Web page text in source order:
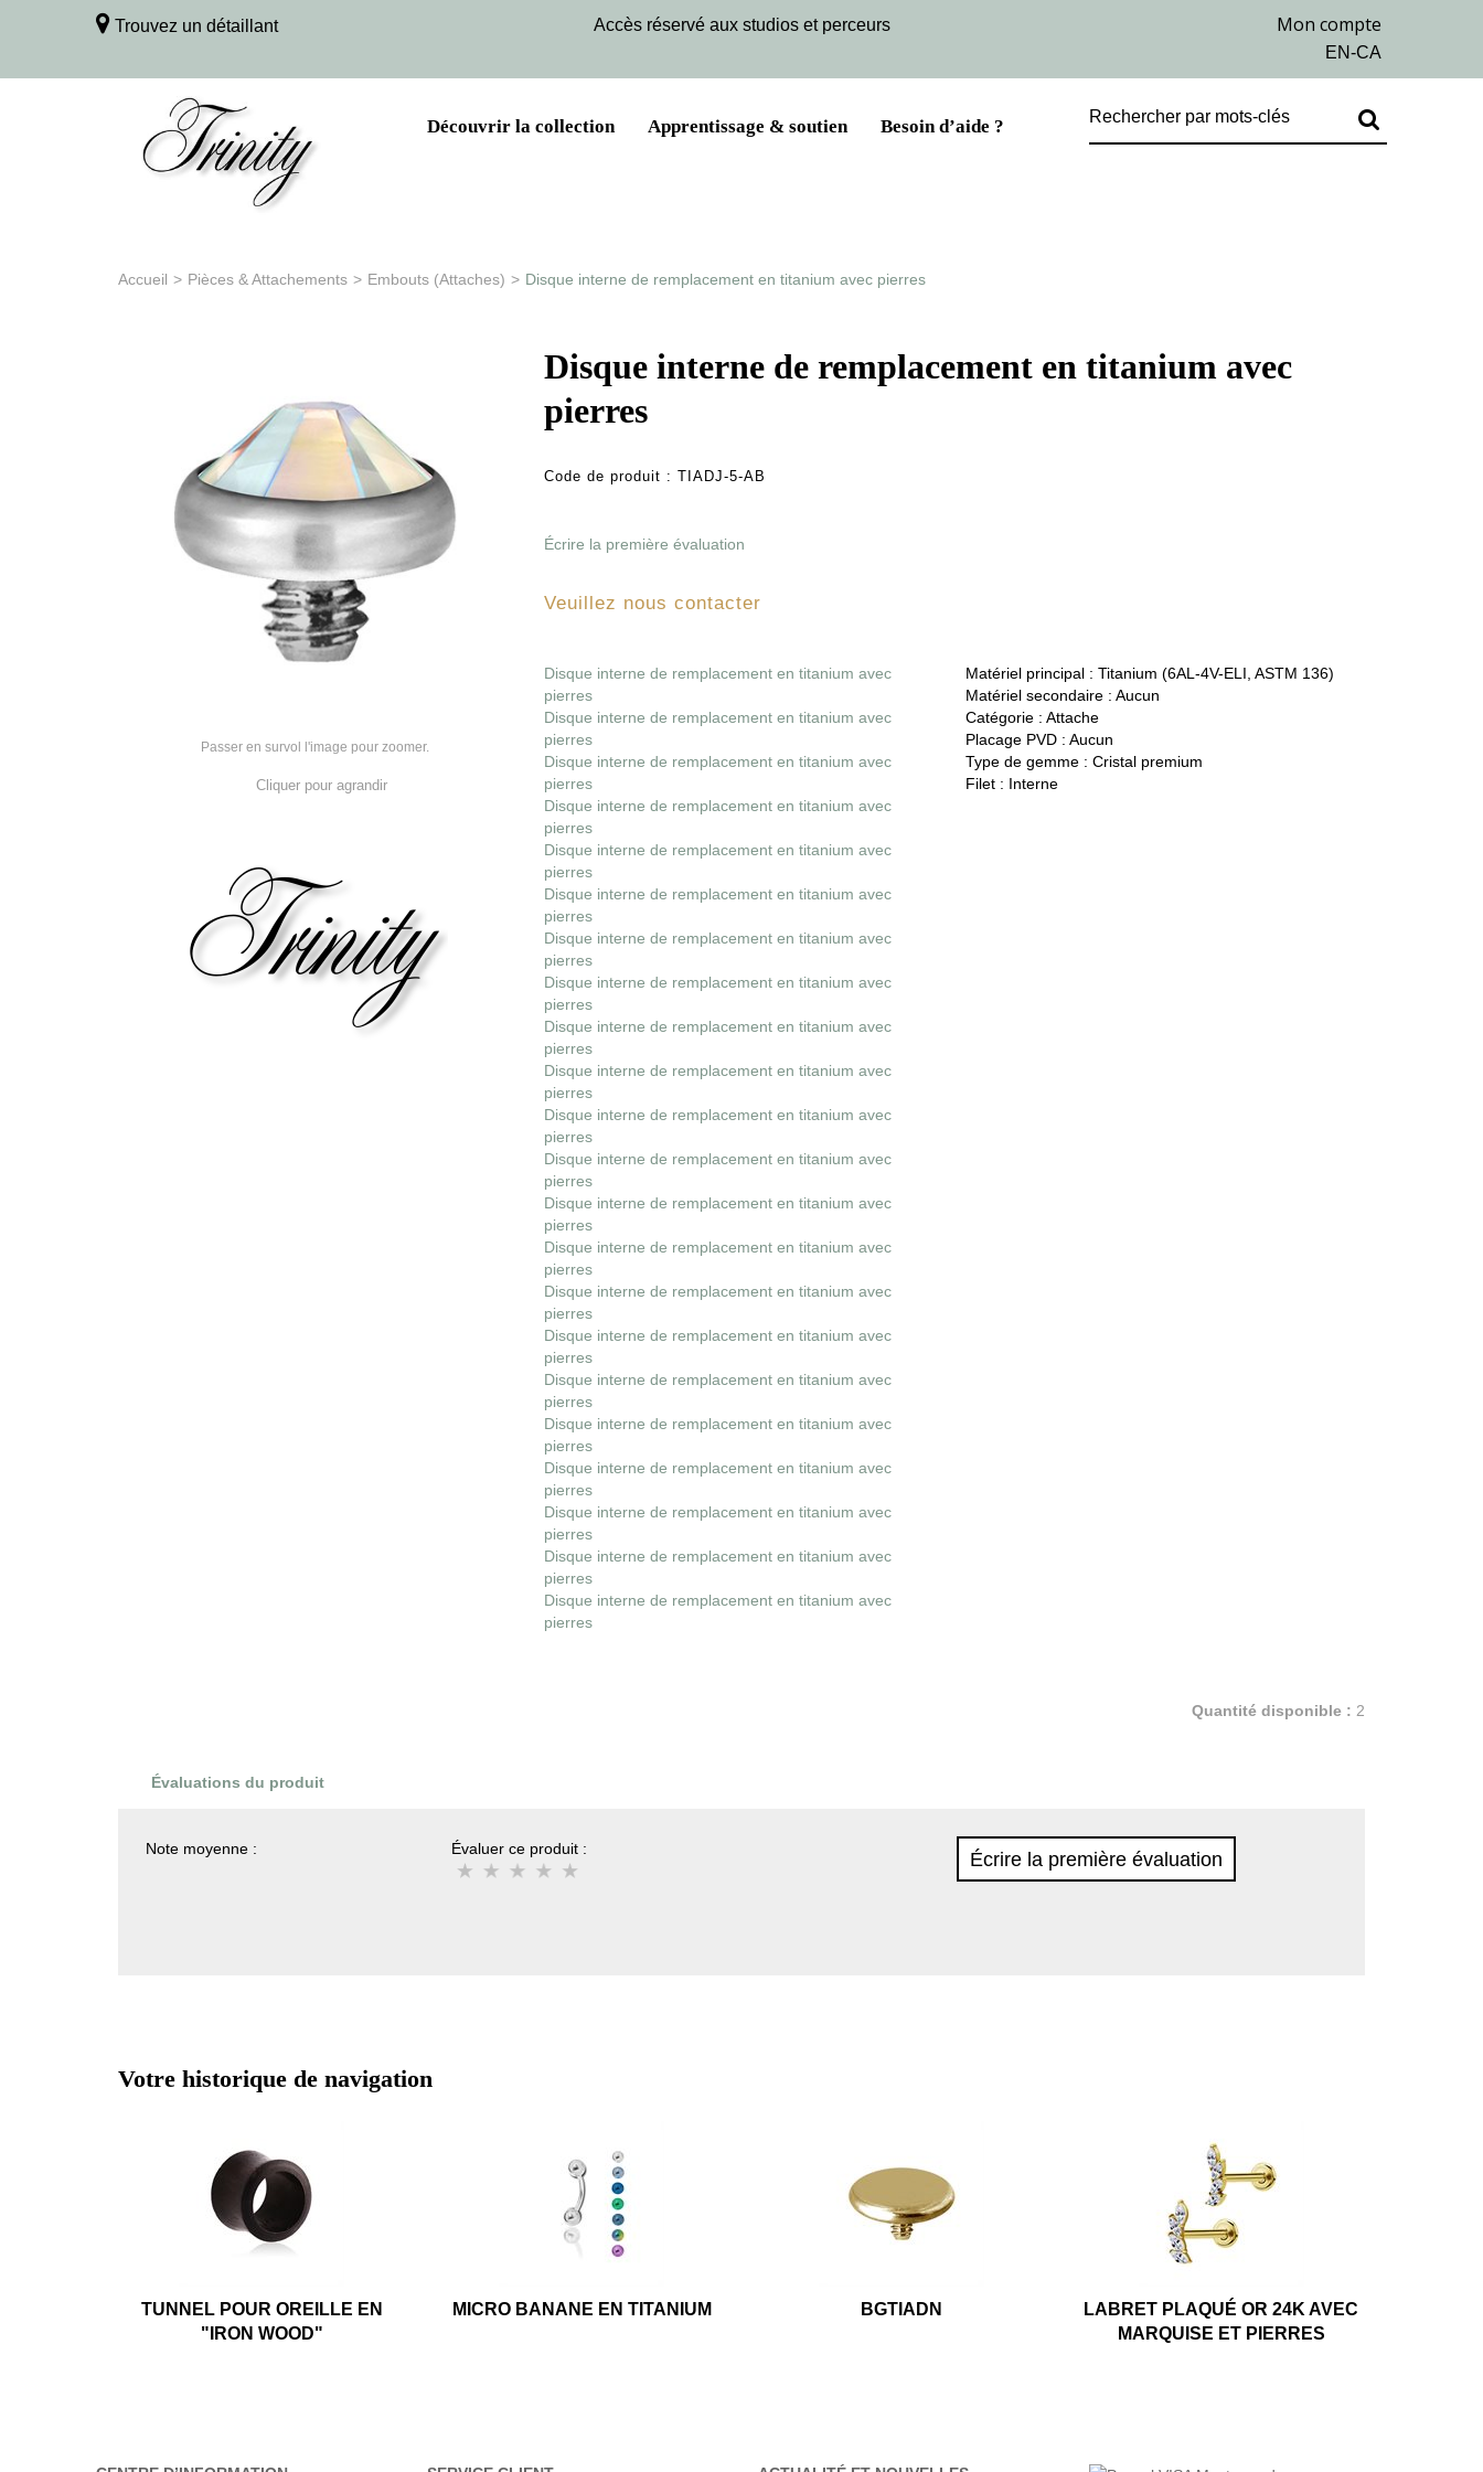
Trouvez un détaillant Accès réservé aux studios et perceurs
Découvrir la collection Apprentissage & soutien Besoin d’aide ?
Accueil > Pièces & Attachements > Embouts (Attaches) > Disque interne de remplacement en titanium avec pierres
Passer en survol l'image pour zoomer.
Cliquer pour agrandir
Disque interne de remplacement en titanium avec
pierres
Code de produit : TIADJ-5-AB
Écrire la première évaluation
Veuillez nous contacter
Disque interne de remplacement en titanium avec
pierres
Disque interne de remplacement en titanium avec
pierres
Disque interne de remplacement en titanium avec
pierres
Disque interne de remplacement en titanium avec
pierres
Disque interne de remplacement en titanium avec
pierres
Disque interne de remplacement en titanium avec
pierres
Disque interne de remplacement en titanium avec
pierres
Disque interne de remplacement en titanium avec
pierres
Disque interne de remplacement en titanium avec
pierres
Disque interne de remplacement en titanium avec
pierres
Disque interne de remplacement en titanium avec
pierres
Disque interne de remplacement en titanium avec
pierres
Disque interne de remplacement en titanium avec
pierres
Disque interne de remplacement en titanium avec
pierres
Disque interne de remplacement en titanium avec
pierres
Disque interne de remplacement en titanium avec
pierres
Disque interne de remplacement en titanium avec
pierres
Disque interne de remplacement en titanium avec
pierres
Disque interne de remplacement en titanium avec
pierres
Disque interne de remplacement en titanium avec
pierres
Disque interne de remplacement en titanium avec
pierres
Disque interne de remplacement en titanium avec
pierres
Matériel principal : Titanium (6AL-4V-ELI, ASTM 136)
Matériel secondaire : Aucun
Catégorie : Attache
Placage PVD : Aucun
Type de gemme : Cristal premium
Filet : Interne
Quantité disponible : 2
Évaluations du produit
Note moyenne : Évaluer ce produit : Écrire la première évaluation
Votre historique de navigation
TUNNEL POUR OREILLE EN
"IRON WOOD"
MICRO BANANE EN TITANIUM BGTIADN
LABRET PLAQUÉ OR 24K AVEC
MARQUISE ET PIERRES